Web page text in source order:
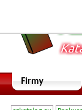
Firmy